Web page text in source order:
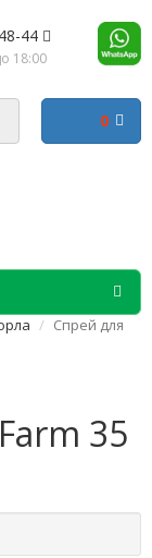
44
18:00
0
Спрей для
35